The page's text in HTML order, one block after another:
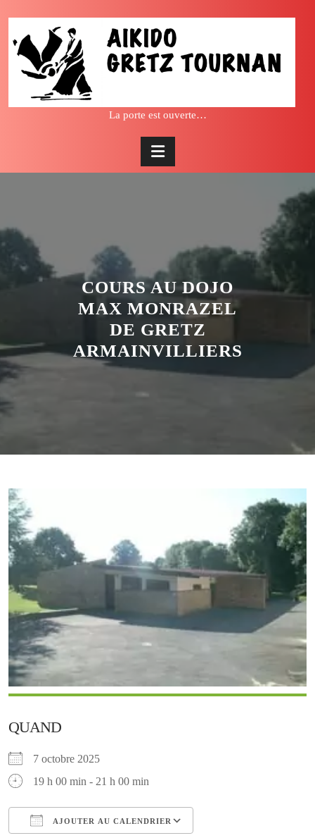
content
La porte est ouverte…
COURS AU DOJO
MAX MONRAZEL
DE GRETZ
ARMAINVILLIERS
QUAND
7 octobre 2025
19 h 00 min - 21 h 00 min
AJOUTER AU CALENDRIER